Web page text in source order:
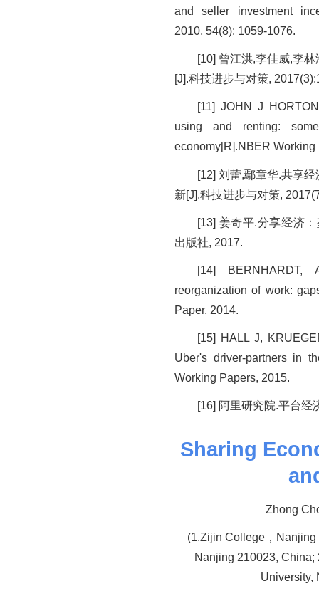
and seller investment
2010, 54(8): 1059-1076.
[10] 曾江洪,李佳威,李
[J].科技进步与对策,
[11] JOHN J
using and renting:
economy[R].NBER Working
[12] 刘蕾,鄢章华.共享
新[J].科技进步与对策,
[13] 姜奇平.分享经济
出版社, 2017.
[14] BERNHARDT,
reorganization of work:
Paper, 2014.
[15] HALL J,
Uber's driver-partners in
Working Papers, 2015.
[16] 阿里研究院.平台经
Sharing
Zhong
(1.Zijin College，Nanjing
Nanjing 210023,
University,